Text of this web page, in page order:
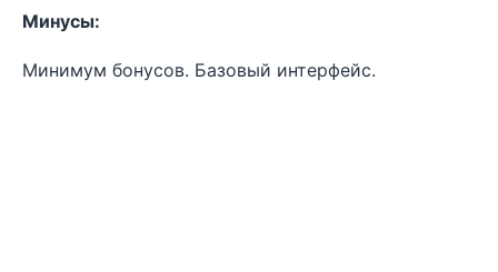
Минусы:
Минимум бонусов. Базовый интерфейс.